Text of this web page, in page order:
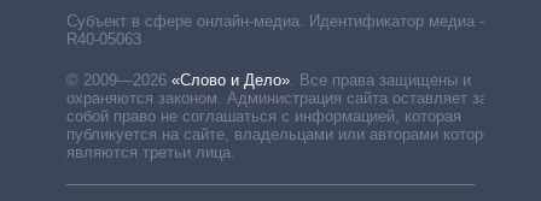
Субъект в сфере онлайн-медиа. Идентификатор медиа –
R40-05063
© 2009—2026 «Слово и Дело»
Все права защищены и
охраняются законом. Администрация сайта оставляет за
собой право не соглашаться с информацией, которая
публикуется на сайте, владельцами или авторами которой
являются третьи лица.